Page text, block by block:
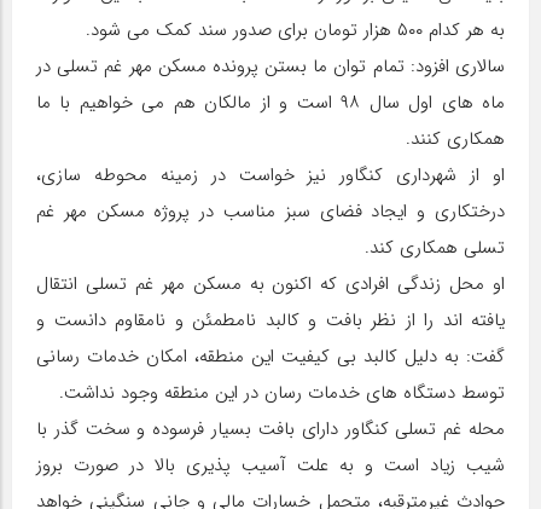
به هر کدام ۵۰۰ هزار تومان برای صدور سند کمک می شود.
سالاری افزود: تمام توان ما بستن پرونده مسکن مهر غم تسلی در
ماه های اول سال ۹۸ است و از مالکان هم می خواهیم با ما
همکاری کنند.
او از شهرداری کنگاور نیز خواست در زمینه محوطه سازی،
درختکاری و ایجاد فضای سبز مناسب در پروژه مسکن مهر غم
تسلی همکاری کند.
او محل زندگی افرادی که اکنون به مسکن مهر غم تسلی انتقال
یافته اند را از نظر بافت و کالبد نامطمئن و نامقاوم دانست و
گفت: به دلیل کالبد بی کیفیت این منطقه، امکان خدمات رسانی
توسط دستگاه های خدمات رسان در این منطقه وجود نداشت.
محله غم تسلی کنگاور دارای بافت بسیار فرسوده و سخت گذر با
شیب زیاد است و به علت آسیب پذیری بالا در صورت بروز
حوادث غیرمترقبه، متحمل خسارات مالی و جانی سنگینی خواهد